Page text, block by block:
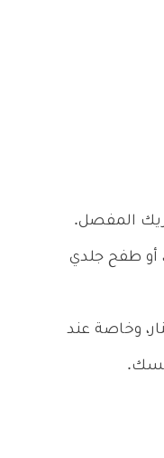
المفصل.
أو طفح جلدي
وخاصة عند